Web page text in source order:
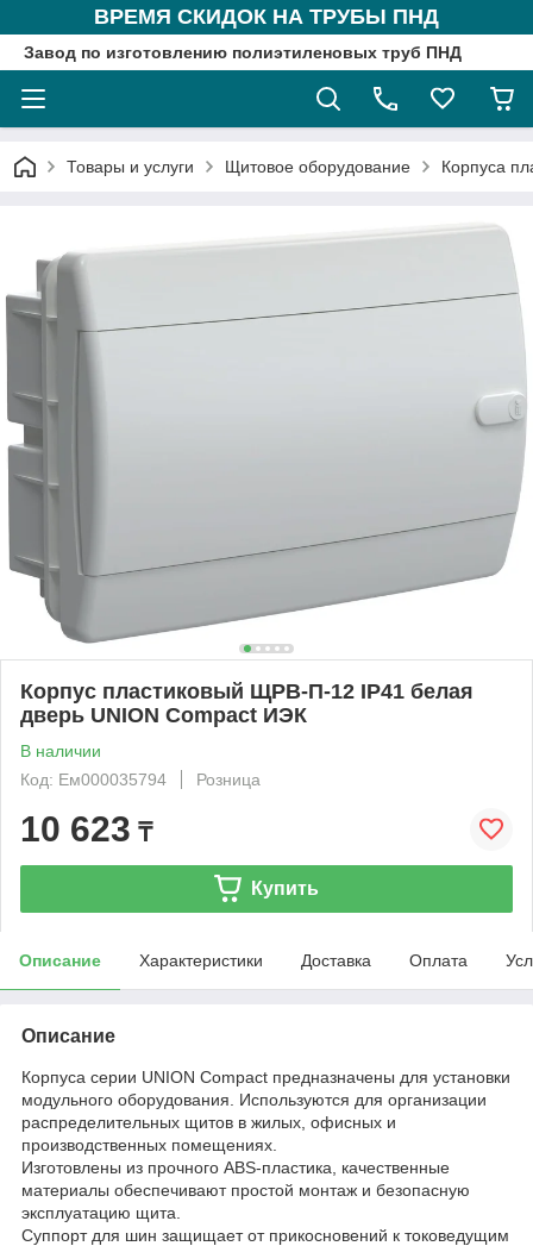
ВРЕМЯ СКИДОК НА ТРУБЫ ПНД
Завод по изготовлению полиэтиленовых труб ПНД
Товары и услуги Щитовое оборудование Корпуса
Корпус пластиковый ЩРВ-П-12 IP41 белая
дверь UNION Compact ИЭК
В наличии
Код: Ем000035794
Розница
10 623 ₸
Купить
Описание Характеристики Доставка Оплата
Описание
Корпуса серии UNION Compact предназначены для установки
модульного оборудования. Используются для организации
распределительных щитов в жилых, офисных и
производственных помещениях.
Изготовлены из прочного ABS-пластика, качественные
материалы обеспечивают простой монтаж и безопасную
эксплуатацию щита.
Суппорт для шин защищает от прикосновений к токоведущим